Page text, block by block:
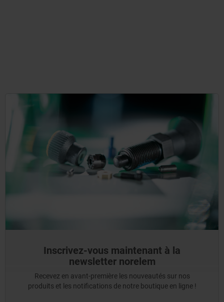
Inscrivez-vous maintenant à la
newsletter norelem
Recevez en avant-première les nouveautés sur nos
produits et les notifications de notre boutique en ligne !